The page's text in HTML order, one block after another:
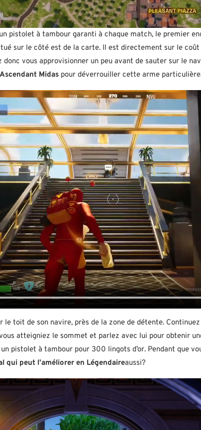
pistolet à tambour garanti à chaque match, le premier
sur le côté est de la carte. Il est directement sur le coût
donc vous approvisionner un peu avant de sauter sur le
Ascendant Midas pour déverrouiller cette arme
le toit de son navire, près de la zone de détente.
atteigniez le sommet et parlez avec lui pour obtenir
un pistolet à tambour pour 300 lingots d’or. Pendant que
qui peut l’améliorer en Légendaireaussi?